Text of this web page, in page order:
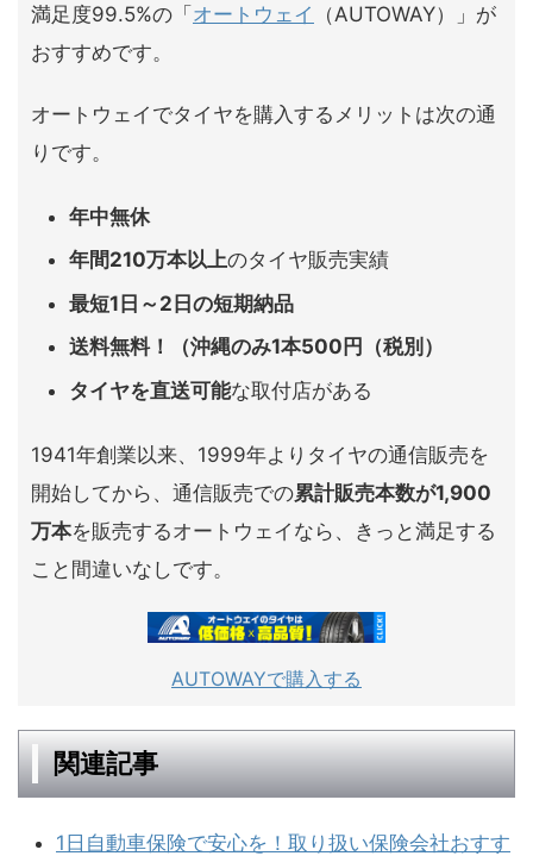
満足度99.5%の「オートウェイ
（AUTOWAY）」が
おすすめです。
オートウェイでタイヤを購入するメリットは次の通
りです。
年中無休
年間210万本以上のタイヤ販売実績
最短1日～2日の短期納品
送料無料！（沖縄のみ1本500円（税別）
タイヤを直送可能な取付店がある
1941年創業以来、1999年よりタイヤの通信販売を
開始してから、通信販売での累計販売本数が1,900
万本を販売するオートウェイなら、きっと満足する
こと間違いなしです。
AUTOWAYで購入する
関連記事
1日自動車保険で安心を！取り扱い保険会社おすす